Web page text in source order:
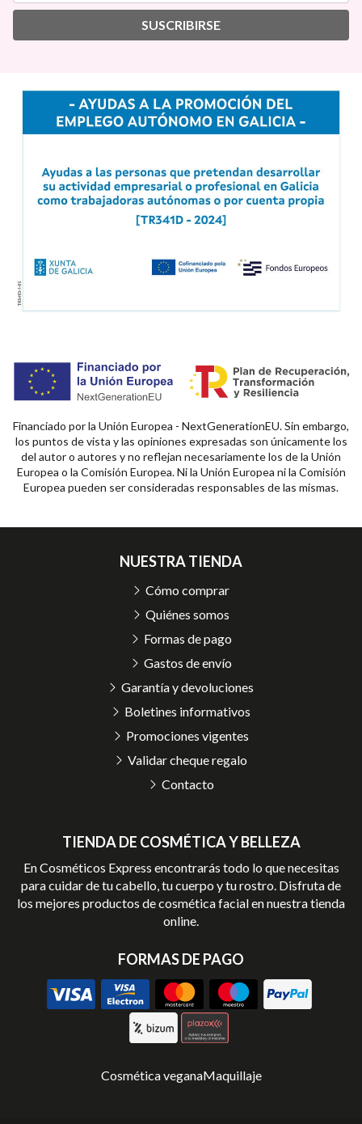
SUSCRIBIRSE
Financiado por la Unión Europea - NextGenerationEU. Sin embargo,
los puntos de vista y las opiniones expresadas son únicamente los
del autor o autores y no reflejan necesariamente los de la Unión
Europea o la Comisión Europea. Ni la Unión Europea ni la Comisión
Europea pueden ser consideradas responsables de las mismas.
TIENDA DE COSMÉTICA Y BELLEZA
En Cosméticos Express encontrarás todo lo que necesitas
para cuidar de tu cabello, tu cuerpo y tu rostro. Disfruta de
los mejores productos de cosmética facial en nuestra tienda
online.
FORMAS DE PAGO
NUESTRA TIENDA
Cómo comprar
Quiénes somos
Formas de pago
Gastos de envío
Garantía y devoluciones
Boletines informativos
Promociones vigentes
Validar cheque regalo
Contacto
Cosmética veganaMaquillaje